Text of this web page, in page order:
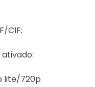
CIF;
lite/720p